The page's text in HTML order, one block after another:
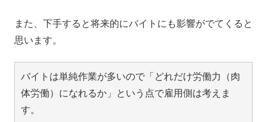
また、下手すると将来的にバイトにも影響がでてくると
思います。
バイトは単純作業が多いので「どれだけ労働力（肉
体労働）になれるか」という点で雇用側は考えま
す。